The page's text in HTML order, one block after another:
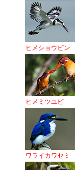
ヒメショウビン
ヒメミツユビ
ワライカワセミ